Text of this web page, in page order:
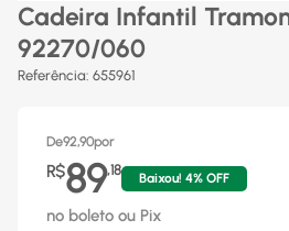
Cadeira Infantil
92270/060
Referência: 655961
De92,90por
R$89,18
Baixou! 4% OFF
no boleto ou Pix